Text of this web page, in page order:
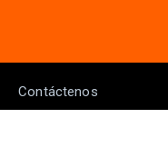
Contáctenos